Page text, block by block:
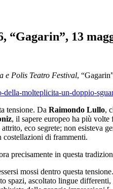
“Gagarin”, 13
e Polis Teatro Festival,
molteplicita-un-doppio-
tensione. Da Raimondo Lullo,
, il sapere europeo ha più
eco segrete; non
costellazioni di frammenti.
precisamente in questa
mossi dentro questa
spazi, ascoltato lingue